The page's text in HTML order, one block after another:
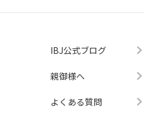
IBJ公式ブログ
親御様へ
よくある質問